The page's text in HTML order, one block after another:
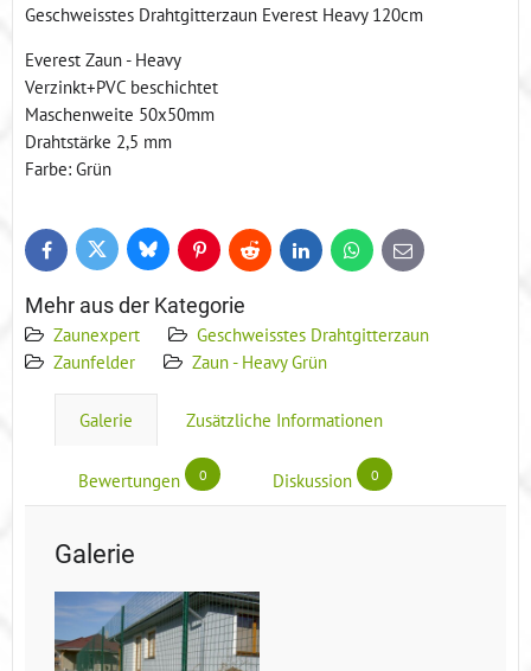
Geschweisstes Drahtgitterzaun Everest Heavy 120cm
Everest Zaun - Heavy
Verzinkt+PVC beschichtet
Maschenweite 50x50mm
Drahtstärke 2,5 mm
Farbe: Grün
FacebookTwitter BlueskyPinterestReddit LinkedInWhatsApp
E-
mail
Mehr aus der Kategorie
Zaunexpert
Geschweisstes Drahtgitterzaun
Zaunfelder
Zaun - Heavy Grün
Galerie Zusätzliche Informationen
Bewertungen 0 Diskussion 0
Galerie